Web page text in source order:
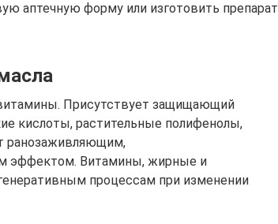
аптечную форму или изготовить препарат
Присутствует защищающий
кислоты, растительные полифенолы,
ранозаживляющим,
эффектом. Витамины, жирные и
процессам при изменении